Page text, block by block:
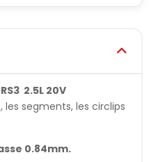
2.5L 20V
segments, les circlips
0.84mm.